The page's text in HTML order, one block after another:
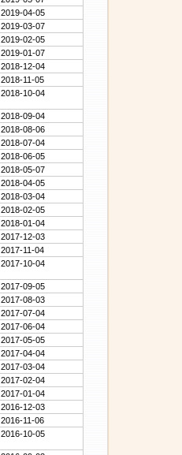
2019-04-05
2019-03-07
2019-02-05
2019-01-07
2018-12-04
2018-11-05
2018-10-04
2018-09-04
2018-08-06
2018-07-04
2018-06-05
2018-05-07
2018-04-05
2018-03-04
2018-02-05
2018-01-04
2017-12-03
2017-11-04
2017-10-04
2017-09-05
2017-08-03
2017-07-04
2017-06-04
2017-05-05
2017-04-04
2017-03-04
2017-02-04
2017-01-04
2016-12-03
2016-11-06
2016-10-05